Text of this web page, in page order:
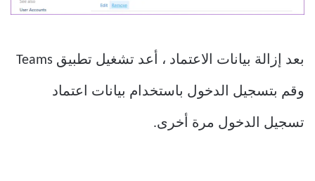
بعد إزالة بيانات الاعتماد ، أعد تشغيل تطبيق Teams
وقم بتسجيل الدخول باستخدام بيانات اعتماد
تسجيل الدخول مرة أخرى.